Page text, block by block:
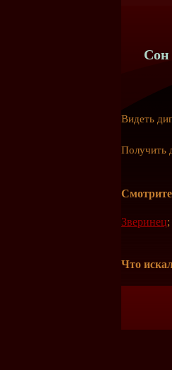
Сон
Видеть
Получить
Зверинец;
Что